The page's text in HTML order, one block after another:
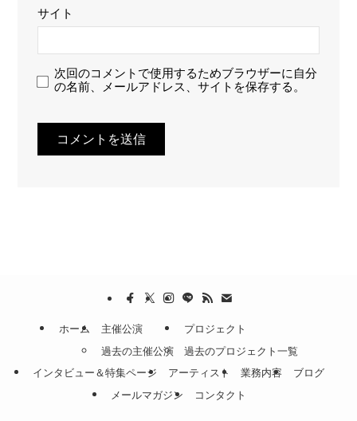
サイト
次回のコメントで使用するためブラウザーに自分
の名前、メールアドレス、サイトを保存する。
ホーム
主催公演
過去の主催公演
プロジェクト
過去のプロジェクト一覧
インタビュー＆特集ページ
アーティスト 業務内容
ブログ
メールマガジン
コンタクト